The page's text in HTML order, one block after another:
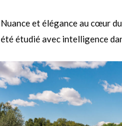
Nuance et élégance au cœur
été étudié avec intelligence